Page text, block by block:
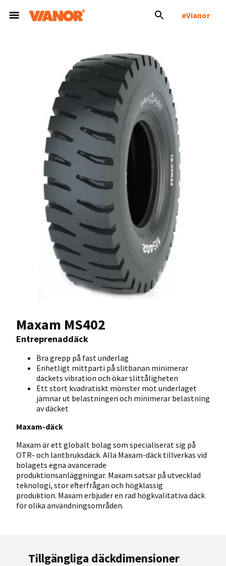
eVianor
Maxam MS402
Entreprenaddäck
Bra grepp på fast underlag
Enhetligt mittparti på slitbanan minimerar
däckets vibration och ökar slittåligheten
Ett stort kvadratiskt mönster mot underlaget
jämnar ut belastningen och minimerar belastning
av däcket
Maxam-däck
Maxam är ett globalt bolag som specialiserat sig på
OTR- och lantbruksdäck. Alla Maxam-däck tillverkas vid
bolagets egna avancerade
produktionsanläggningar. Maxam satsar på utvecklad
teknologi, stor efterfrågan och högklassig
produktion. Maxam erbjuder en rad högkvalitativa däck
för olika användningsområden.
Tillgängliga däckdimensioner